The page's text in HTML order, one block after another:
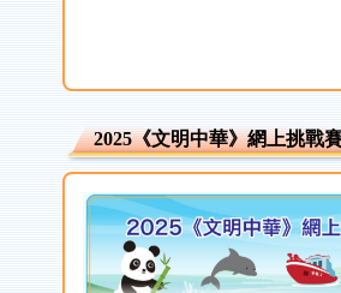
2025《文明中華》網上挑戰